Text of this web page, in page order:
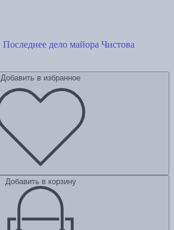
Последнее дело майора Чистова
Добавить в избранное
Добавить в корзину